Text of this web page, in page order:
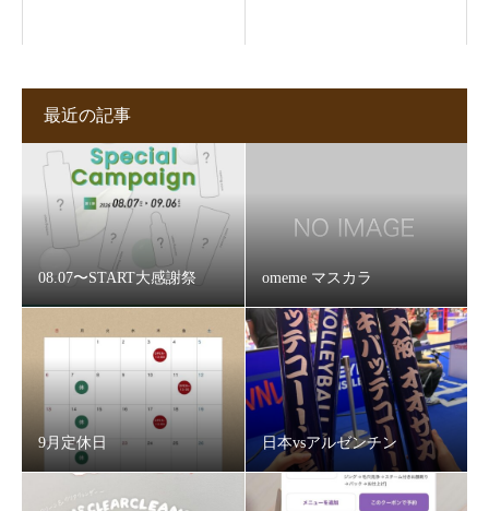
最近の記事
08.07〜START大感謝祭 omeme マスカラ
9月定休日 日本vsアルゼンチン